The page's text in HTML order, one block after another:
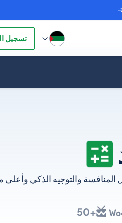
تسجيل
المنافسة والتوجيه الذكي
+50